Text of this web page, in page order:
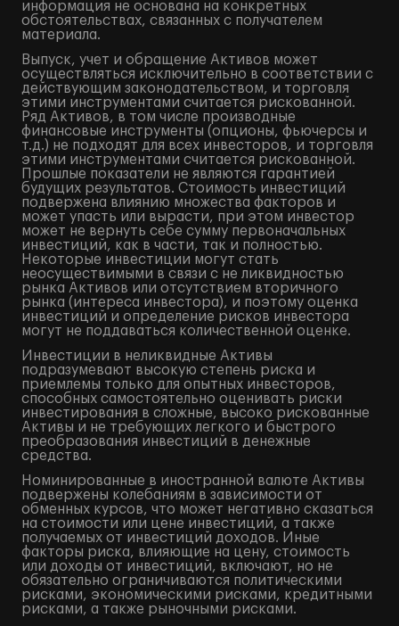
информация не основана на конкретных
обстоятельствах, связанных с получателем
материала.
Выпуск, учет и обращение Активов может
осуществляться исключительно в соответствии с
действующим законодательством, и торговля
этими инструментами считается рискованной.
Ряд Активов, в том числе производные
финансовые инструменты (опционы, фьючерсы и
т.д.) не подходят для всех инвесторов, и торговля
этими инструментами считается рискованной.
Прошлые показатели не являются гарантией
будущих результатов. Стоимость инвестиций
подвержена влиянию множества факторов и
может упасть или вырасти, при этом инвестор
может не вернуть себе сумму первоначальных
инвестиций, как в части, так и полностью.
Некоторые инвестиции могут стать
неосуществимыми в связи с не ликвидностью
рынка Активов или отсутствием вторичного
рынка (интереса инвестора), и поэтому оценка
инвестиций и определение рисков инвестора
могут не поддаваться количественной оценке.
Инвестиции в неликвидные Активы
подразумевают высокую степень риска и
приемлемы только для опытных инвесторов,
способных самостоятельно оценивать риски
инвестирования в сложные, высоко рискованные
Активы и не требующих легкого и быстрого
преобразования инвестиций в денежные
средства.
Номинированные в иностранной валюте Активы
подвержены колебаниям в зависимости от
обменных курсов, что может негативно сказаться
на стоимости или цене инвестиций, а также
получаемых от инвестиций доходов. Иные
факторы риска, влияющие на цену, стоимость
или доходы от инвестиций, включают, но не
обязательно ограничиваются политическими
рисками, экономическими рисками, кредитными
рисками, а также рыночными рисками.